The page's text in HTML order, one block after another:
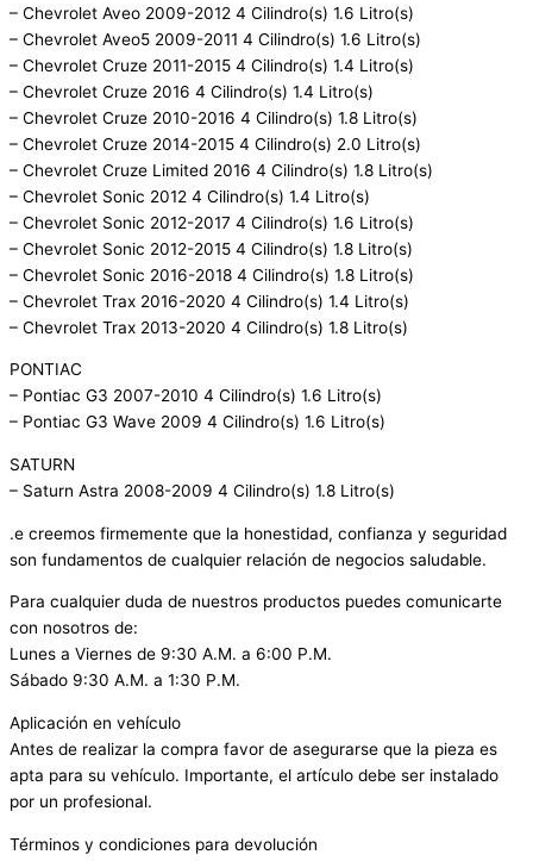
– Chevrolet Aveo 2009-2012 4 Cilindro(s) 1.6 Litro(s)
– Chevrolet Aveo5 2009-2011 4 Cilindro(s) 1.6 Litro(s)
– Chevrolet Cruze 2011-2015 4 Cilindro(s) 1.4 Litro(s)
– Chevrolet Cruze 2016 4 Cilindro(s) 1.4 Litro(s)
– Chevrolet Cruze 2010-2016 4 Cilindro(s) 1.8 Litro(s)
– Chevrolet Cruze 2014-2015 4 Cilindro(s) 2.0 Litro(s)
– Chevrolet Cruze Limited 2016 4 Cilindro(s) 1.8 Litro(s)
– Chevrolet Sonic 2012 4 Cilindro(s) 1.4 Litro(s)
– Chevrolet Sonic 2012-2017 4 Cilindro(s) 1.6 Litro(s)
– Chevrolet Sonic 2012-2015 4 Cilindro(s) 1.8 Litro(s)
– Chevrolet Sonic 2016-2018 4 Cilindro(s) 1.8 Litro(s)
– Chevrolet Trax 2016-2020 4 Cilindro(s) 1.4 Litro(s)
– Chevrolet Trax 2013-2020 4 Cilindro(s) 1.8 Litro(s)
PONTIAC
– Pontiac G3 2007-2010 4 Cilindro(s) 1.6 Litro(s)
– Pontiac G3 Wave 2009 4 Cilindro(s) 1.6 Litro(s)
SATURN
– Saturn Astra 2008-2009 4 Cilindro(s) 1.8 Litro(s)
.e creemos firmemente que la honestidad, confianza y seguridad
son fundamentos de cualquier relación de negocios saludable.
Para cualquier duda de nuestros productos puedes comunicarte
con nosotros de:
Lunes a Viernes de 9:30 A.M. a 6:00 P.M.
Sábado 9:30 A.M. a 1:30 P.M.
Aplicación en vehículo
Antes de realizar la compra favor de asegurarse que la pieza es
apta para su vehículo. Importante, el artículo debe ser instalado
por un profesional.
Términos y condiciones para devolución